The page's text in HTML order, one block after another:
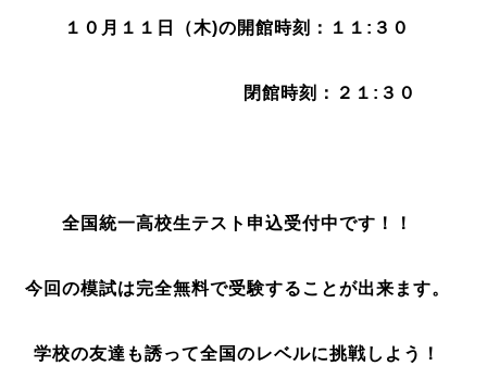
１０月１１日（木)の開館時刻：１１:３０
閉館時刻：２１:３０
全国統一高校生テスト申込受付中です！！
今回の模試は完全無料で受験することが出来ます。
学校の友達も誘って全国のレベルに挑戦しよう！